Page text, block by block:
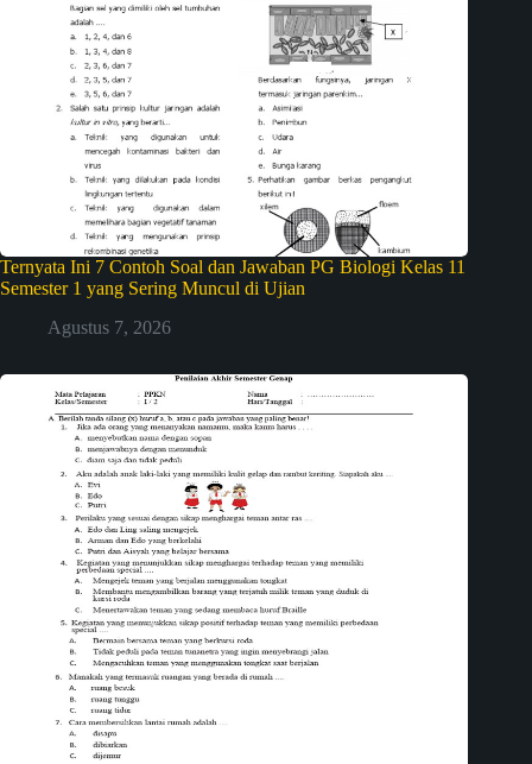
Ternyata Ini 7 Contoh Soal dan Jawaban PG Biologi Kelas 11
Semester 1 yang Sering Muncul di Ujian
Agustus 7, 2026